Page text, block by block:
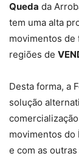
Queda da
tem uma alta
movimentos de
regiões de
Desta forma, a
solução
movimentos do
e com as